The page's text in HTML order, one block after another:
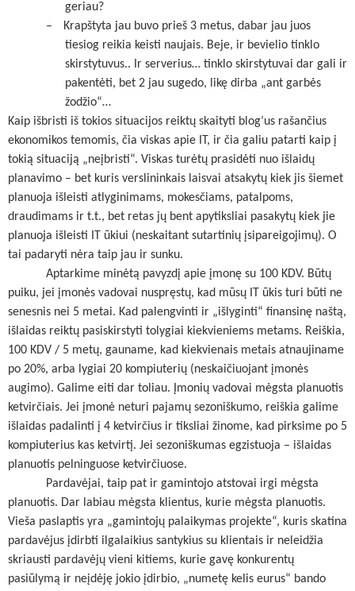
geriau?
–
Krapštyta jau buvo prieš 3 metus, dabar jau juos
tiesiog reikia keisti naujais. Beje, ir bevielio tinklo
skirstytuvus.. Ir serverius… tinklo skirstytuvai dar gali ir
pakentėti, bet 2 jau sugedo, likę dirba „ant garbės
žodžio“…
Kaip išbristi iš tokios situacijos reiktų skaityti blog‘us rašančius
ekonomikos temomis, čia viskas apie IT, ir čia galiu patarti kaip į
tokią situaciją „neįbristi“. Viskas turėtų prasidėti nuo išlaidų
planavimo – bet kuris verslininkais laisvai atsakytų kiek jis šiemet
planuoja išleisti atlyginimams, mokesčiams, patalpoms,
draudimams ir t.t., bet retas jų bent apytiksliai pasakytų kiek jie
planuoja išleisti IT ūkiui (neskaitant sutartinių įsipareigojimų). O
tai padaryti nėra taip jau ir sunku.
Aptarkime minėtą pavyzdį apie įmonę su 100 KDV. Būtų
puiku, jei įmonės vadovai nuspręstų, kad mūsų IT ūkis turi būti ne
senesnis nei 5 metai. Kad palengvinti ir „išlyginti“ finansinę naštą,
išlaidas reiktų pasiskirstyti tolygiai kiekvieniems metams. Reiškia,
100 KDV / 5 metų, gauname, kad kiekvienais metais atnaujiname
po 20%, arba lygiai 20 kompiuterių (neskaičiuojant įmonės
augimo). Galime eiti dar toliau. Įmonių vadovai mėgsta planuotis
ketvirčiais. Jei įmonė neturi pajamų sezoniškumo, reiškia galime
išlaidas padalinti į 4 ketvirčius ir tiksliai žinome, kad pirksime po 5
kompiuterius kas ketvirtį. Jei sezoniškumas egzistuoja – išlaidas
planuotis pelninguose ketvirčiuose.
Pardavėjai, taip pat ir gamintojo atstovai irgi mėgsta
planuotis. Dar labiau mėgsta klientus, kurie mėgsta planuotis.
Vieša paslaptis yra „gamintojų palaikymas projekte“, kuris skatina
pardavėjus įdirbti ilgalaikius santykius su klientais ir neleidžia
skriausti pardavėjų vieni kitiems, kurie gavę konkurentų
pasiūlymą ir neįdėję jokio įdirbio, „numetę kelis eurus“ bando